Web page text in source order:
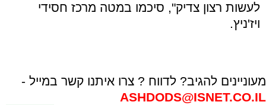
לעשות רצון צדיק", סיכמו במטה מרכז חסידי
ויז'ניץ.
מעוניינים להגיב? לדווח ? צרו איתנו קשר במייל -
ASHDODS@ISNET.CO.IL